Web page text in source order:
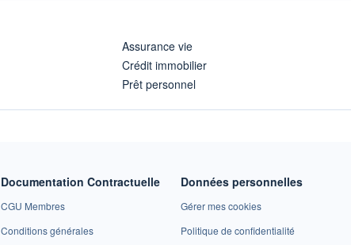
Assurance vie
Crédit immobilier
Prêt personnel
Documentation Contractuelle
CGU Membres
Conditions générales
Données personnelles
Gérer mes cookies
Politique de confidentialité